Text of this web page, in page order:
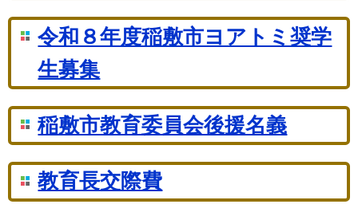
令和８年度稲敷市ヨアトミ奨学
生募集
稲敷市教育委員会後援名義
教育長交際費